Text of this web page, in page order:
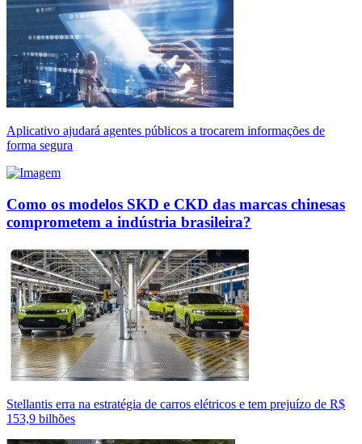
Aplicativo ajudará agentes públicos a trocarem informações de
forma segura
Como os modelos SKD e CKD das marcas chinesas
comprometem a indústria brasileira?
Stellantis erra na estratégia de carros elétricos e tem prejuízo de R$
153,9 bilhões